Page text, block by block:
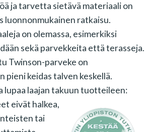
ja tarvetta sietävä materiaali on
luonnonmukainen ratkaisu.
on olemassa, esimerkiksi
sekä parvekkeita että terasseja.
Twinson-parveke on
pieni keidas talven keskellä.
lupaa laajan takuun tuotteileen:
eivät halkea,
tai